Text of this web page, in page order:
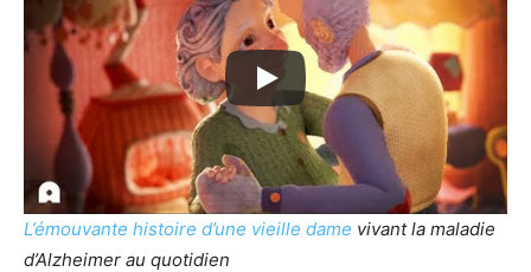
L’émouvante histoire d’une vieille dame vivant la maladie
d’Alzheimer au quotidien